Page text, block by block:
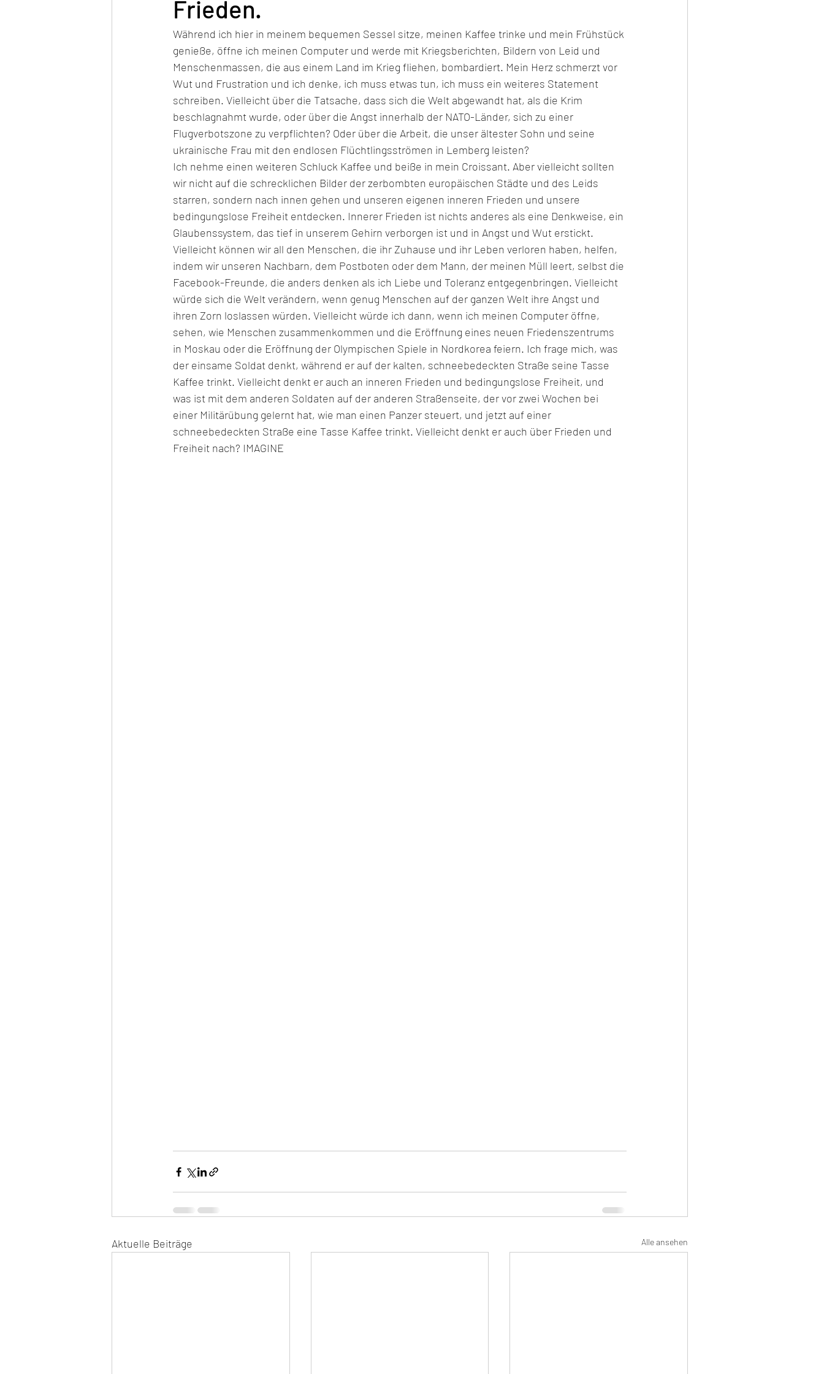
Frieden.
Während ich hier in meinem bequemen Sessel sitze, meinen Kaffee trinke und mein Frühstück
genieße, öffne ich meinen Computer und werde mit Kriegsberichten, Bildern von Leid und
Menschenmassen, die aus einem Land im Krieg fliehen, bombardiert. Mein Herz schmerzt vor
Wut und Frustration und ich denke, ich muss etwas tun, ich muss ein weiteres Statement
schreiben. Vielleicht über die Tatsache, dass sich die Welt abgewandt hat, als die Krim
beschlagnahmt wurde, oder über die Angst innerhalb der NATO-Länder, sich zu einer
Flugverbotszone zu verpflichten? Oder über die Arbeit, die unser ältester Sohn und seine
ukrainische Frau mit den endlosen Flüchtlingsströmen in Lemberg leisten?
Ich nehme einen weiteren Schluck Kaffee und beiße in mein Croissant. Aber vielleicht sollten
wir nicht auf die schrecklichen Bilder der zerbombten europäischen Städte und des Leids
starren, sondern nach innen gehen und unseren eigenen inneren Frieden und unsere
bedingungslose Freiheit entdecken. Innerer Frieden ist nichts anderes als eine Denkweise, ein
Glaubenssystem, das tief in unserem Gehirn verborgen ist und in Angst und Wut erstickt.
Vielleicht können wir all den Menschen, die ihr Zuhause und ihr Leben verloren haben, helfen,
indem wir unseren Nachbarn, dem Postboten oder dem Mann, der meinen Müll leert, selbst die
Facebook-Freunde, die anders denken als ich Liebe und Toleranz entgegenbringen. Vielleicht
würde sich die Welt verändern, wenn genug Menschen auf der ganzen Welt ihre Angst und
ihren Zorn loslassen würden. Vielleicht würde ich dann, wenn ich meinen Computer öffne,
sehen, wie Menschen zusammenkommen und die Eröffnung eines neuen Friedenszentrums
in Moskau oder die Eröffnung der Olympischen Spiele in Nordkorea feiern. Ich frage mich, was
der einsame Soldat denkt, während er auf der kalten, schneebedeckten Straße seine Tasse
Kaffee trinkt. Vielleicht denkt er auch an inneren Frieden und bedingungslose Freiheit, und
was ist mit dem anderen Soldaten auf der anderen Straßenseite, der vor zwei Wochen bei
einer Militärübung gelernt hat, wie man einen Panzer steuert, und jetzt auf einer
schneebedeckten Straße eine Tasse Kaffee trinkt. Vielleicht denkt er auch über Frieden und
Freiheit nach? IMAGINE
Aktuelle Beiträge Alle ansehen